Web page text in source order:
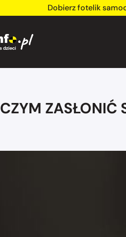
Dobierz fotelik
CZYM ZASŁONIĆ